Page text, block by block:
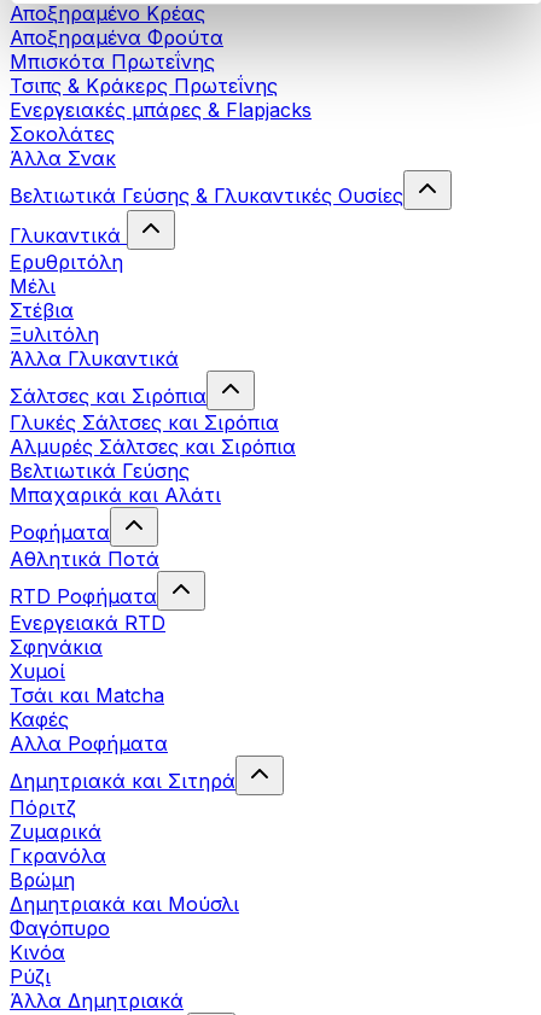
Αποξηραμένο Κρέας
Αποξηραμένα Φρούτα
Μπισκότα Πρωτεΐνης
Τσιπς & Kράκερς Πρωτεΐνης
Ενεργειακές μπάρες & Flapjacks
Σοκολάτες
Άλλα Σνακ
Βελτιωτικά Γεύσης & Γλυκαντικές Ουσίες
Γλυκαντικά
Ερυθριτόλη
Μέλι
Στέβια
Ξυλιτόλη
Άλλα Γλυκαντικά
Σάλτσες και Σιρόπια
Γλυκές Σάλτσες και Σιρόπια
Αλμυρές Σάλτσες και Σιρόπια
Bελτιωτικά Γεύσης
Μπαχαρικά και Αλάτι
Ροφήματα
Αθλητικά Ποτά
RTD Ροφήματα
Ενεργειακά RTD
Σφηνάκια
Χυμοί
Τσάι και Matcha
Καφές
Αλλα Ροφήματα
Δημητριακά και Σιτηρά
Πόριτζ
Ζυμαρικά
Γκρανόλα
Βρώμη
Δημητριακά και Μούσλι
Φαγόπυρο
Κινόα
Ρύζι
Άλλα Δημητριακά